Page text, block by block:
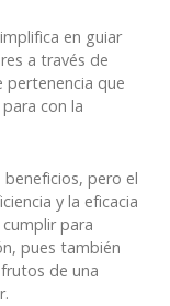
en guiar
a través de
pertenencia que
con la
pero el
y la eficacia
para
pues también
de una